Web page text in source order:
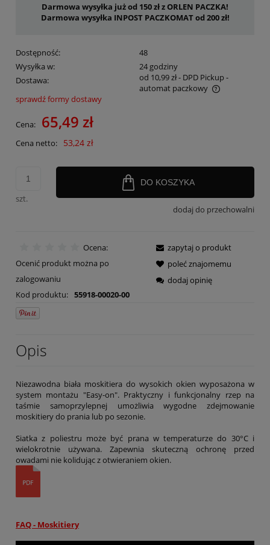
Darmowa wysyłka już od 150 zł z ORLEN PACZKA!
Darmowa wysyłka INPOST PACZKOMAT od 200 zł!
Dostępność:
48
Wysyłka w:
24 godziny
Dostawa:
od 10,99 zł- DPD Pickup -
automat paczkowy
Cena nie zawiera ewentualnych kosztów płatności
sprawdź formy dostawy
Cena: 65,49 zł
Cena netto: 53,24 zł
szt.
DO KOSZYKA
dodaj do przechowalni
Ocena:
Ocenić produkt można po
zalogowaniu
Kod produktu: 55918-00020-00
zapytaj o produkt
poleć znajomemu
dodaj opinię
Opis
Niezawodna biała moskitiera do wysokich okien wyposażona w
system montażu "Easy-on". Praktyczny i funkcjonalny rzep na
taśmie samoprzylepnej umożliwia wygodne zdejmowanie
moskitiery do prania lub po sezonie.
Siatka z poliestru może być prana w temperaturze do 30°C i
wielokrotnie używana. Zapewnia skuteczną ochronę przed
owadami nie kolidując z otwieraniem okien.
FAQ - Moskitiery